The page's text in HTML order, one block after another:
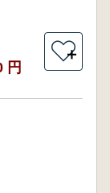
円
＋